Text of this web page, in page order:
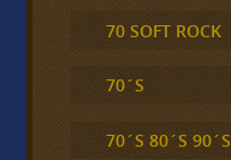
70 SOFT ROCK
70´S
70´S 80´S 90´S